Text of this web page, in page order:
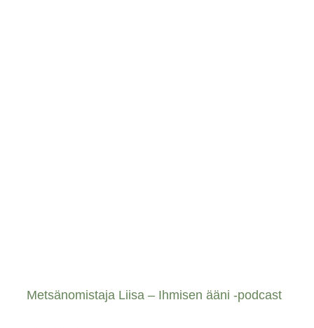
Metsänomistaja Liisa – Ihmisen ääni -podcast